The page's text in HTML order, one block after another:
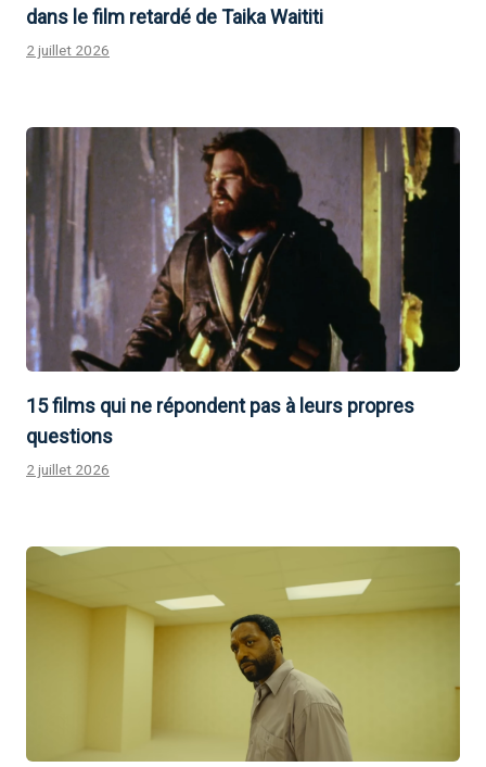
dans le film retardé de Taika Waititi
2 juillet 2026
15 films qui ne répondent pas à leurs propres
questions
2 juillet 2026